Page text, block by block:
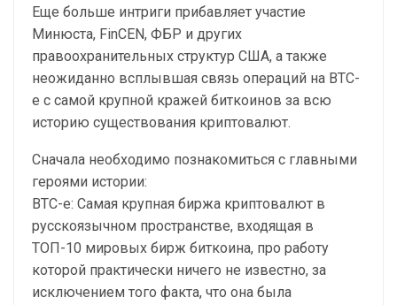
Еще больше интриги прибавляет участие
Минюста, FinCEN, ФБР и других
правоохранительных структур США, а также
неожиданно всплывшая связь операций на BTC-
e с самой крупной кражей биткоинов за всю
историю существования криптовалют.
Cначала необходимо познакомиться с главными
героями истории:
BTC-e: Самая крупная биржа криптовалют в
русскоязычном пространстве, входящая в
ТОП-10 мировых бирж биткоина, про работу
которой практически ничего не известно, за
исключением того факта, что она была